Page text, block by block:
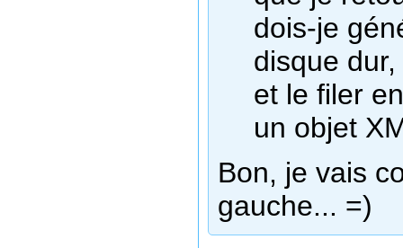
dois-je
disque
et le filer
un objet
Bon, je vais
gauche... =)